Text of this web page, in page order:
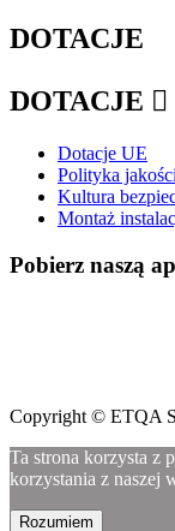
DOTACJE
DOTACJE 
Dotacje UE
Polityka jakości
Kultura
Montaż
Pobierz naszą
Copyright © ETQA
Ta strona korzysta z
korzystania z naszej
Rozumiem